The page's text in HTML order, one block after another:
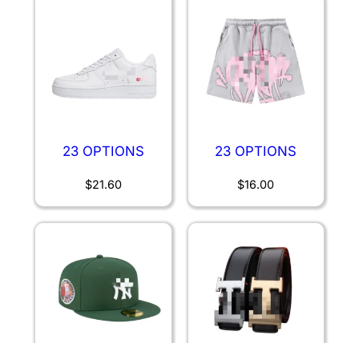
23 OPTIONS
$21.60
23 OPTIONS
$16.00